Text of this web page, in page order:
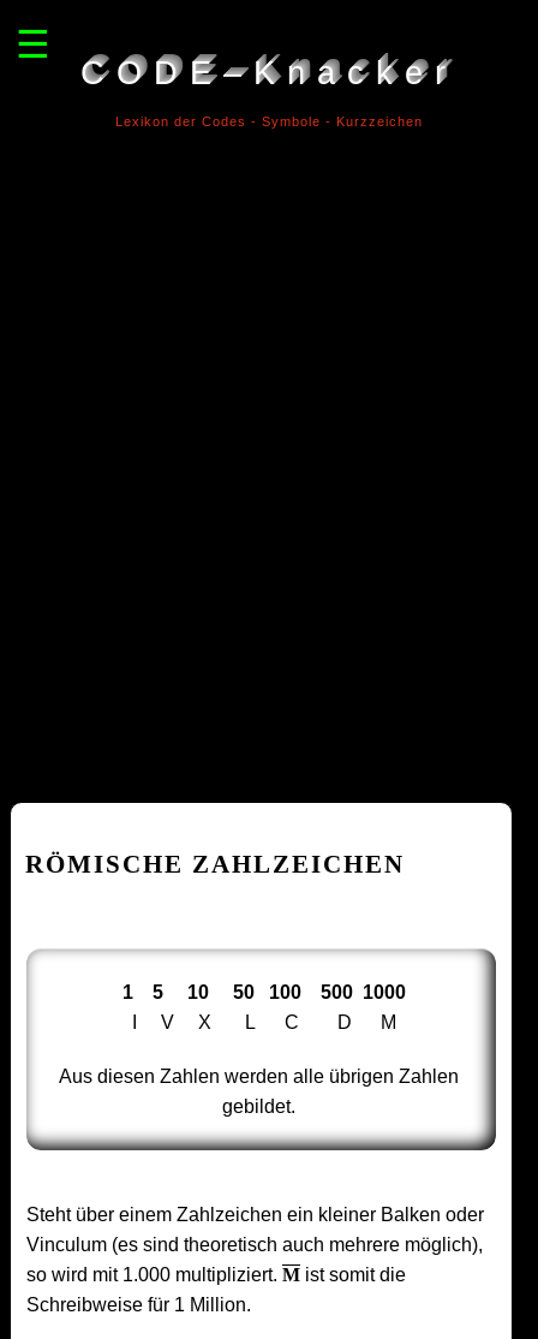
CODE–Knacker
Lexikon der Codes - Symbole - Kurzzeichen
☰
RÖMISCHE ZAHLZEICHEN
1 5 10 50 100 500 1000
I V X L C D M
Aus diesen Zahlen werden alle übrigen Zahlen
gebildet.
Steht über einem Zahlzeichen ein kleiner Balken oder
Vinculum (es sind theoretisch auch mehrere möglich),
so wird mit 1.000 multipliziert. M ist somit die
Schreibweise für 1 Million.